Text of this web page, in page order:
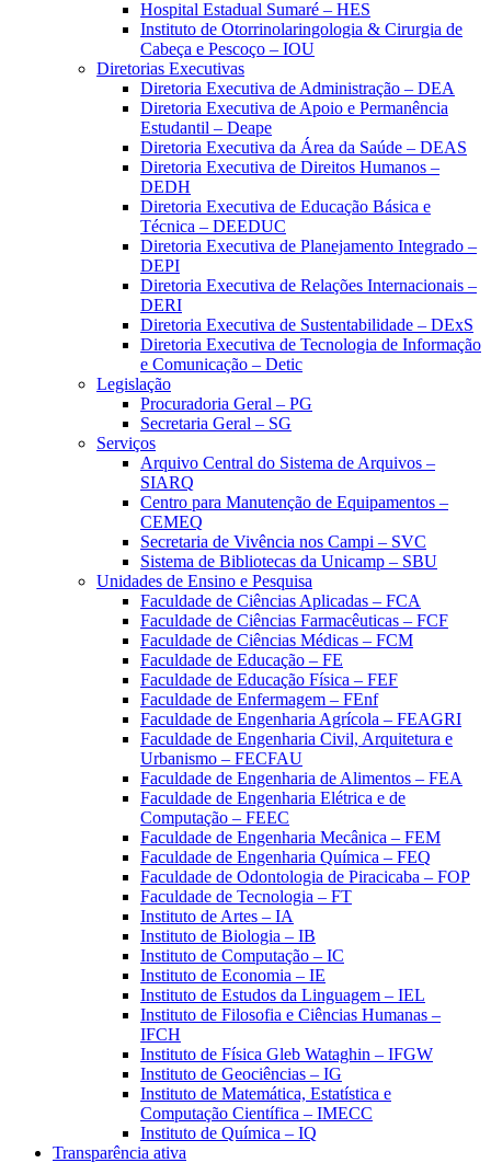
Hospital Estadual Sumaré – HES
Instituto de Otorrinolaringologia & Cirurgia de
Cabeça e Pescoço – IOU
Diretorias Executivas
Diretoria Executiva de Administração – DEA
Diretoria Executiva de Apoio e Permanência
Estudantil – Deape
Diretoria Executiva da Área da Saúde – DEAS
Diretoria Executiva de Direitos Humanos –
DEDH
Diretoria Executiva de Educação Básica e
Técnica – DEEDUC
Diretoria Executiva de Planejamento Integrado –
DEPI
Diretoria Executiva de Relações Internacionais –
DERI
Diretoria Executiva de Sustentabilidade – DExS
Diretoria Executiva de Tecnologia de Informação
e Comunicação – Detic
Legislação
Procuradoria Geral – PG
Secretaria Geral – SG
Serviços
Arquivo Central do Sistema de Arquivos –
SIARQ
Centro para Manutenção de Equipamentos –
CEMEQ
Secretaria de Vivência nos Campi – SVC
Sistema de Bibliotecas da Unicamp – SBU
Unidades de Ensino e Pesquisa
Faculdade de Ciências Aplicadas – FCA
Faculdade de Ciências Farmacêuticas – FCF
Faculdade de Ciências Médicas – FCM
Faculdade de Educação – FE
Faculdade de Educação Física – FEF
Faculdade de Enfermagem – FEnf
Faculdade de Engenharia Agrícola – FEAGRI
Faculdade de Engenharia Civil, Arquitetura e
Urbanismo – FECFAU
Faculdade de Engenharia de Alimentos – FEA
Faculdade de Engenharia Elétrica e de
Computação – FEEC
Faculdade de Engenharia Mecânica – FEM
Faculdade de Engenharia Química – FEQ
Faculdade de Odontologia de Piracicaba – FOP
Faculdade de Tecnologia – FT
Instituto de Artes – IA
Instituto de Biologia – IB
Instituto de Computação – IC
Instituto de Economia – IE
Instituto de Estudos da Linguagem – IEL
Instituto de Filosofia e Ciências Humanas –
IFCH
Instituto de Física Gleb Wataghin – IFGW
Instituto de Geociências – IG
Instituto de Matemática, Estatística e
Computação Científica – IMECC
Instituto de Química – IQ
Transparência ativa